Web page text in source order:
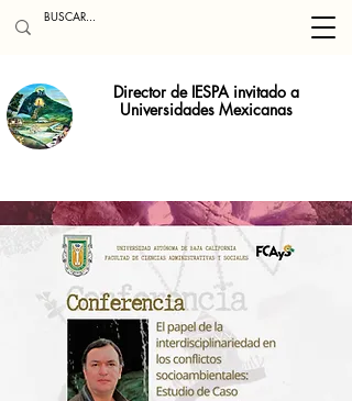
Director de IESPA invitado a
Universidades Mexicanas